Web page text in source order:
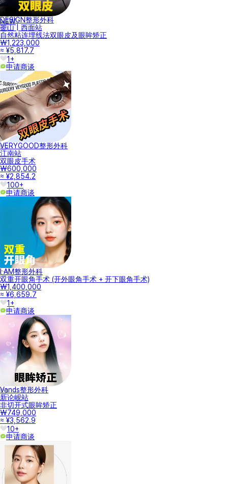
NEW
DESIGN整形外科
釜山 | 西面站
自然粘连埋线法双眼皮及眼眸矫正
₩1,223,000
≈ ¥5,817.7
1+
申请商谈
VERYGOOD整形外科
江南站
双眼皮手术
₩600,000
≈ ¥2,854.2
100+
申请商谈
I AM整形外科
双重开眼角手术 (开外眼角手术 + 开下眼角手术)
₩1,400,000
≈ ¥6,659.7
1+
申请商谈
Vands整形外科
新论岘站
非切开式眼眸矫正
₩749,000
≈ ¥3,562.9
10+
申请商谈